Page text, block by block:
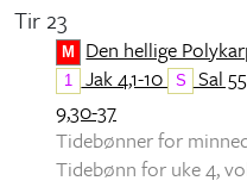
Tir 23
M Den hellige
1 Jak 4,1-10 S Sal
9,30-37
Tidebønner for
Tidebønn for uke 4,